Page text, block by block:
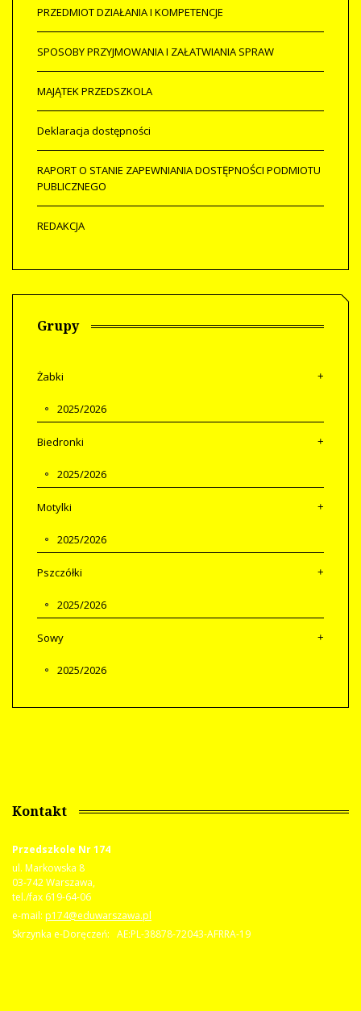
PRZEDMIOT DZIAŁANIA I KOMPETENCJE
SPOSOBY PRZYJMOWANIA I ZAŁATWIANIA SPRAW
MAJĄTEK PRZEDSZKOLA
Deklaracja dostępności
RAPORT O STANIE ZAPEWNIANIA DOSTĘPNOŚCI PODMIOTU
PUBLICZNEGO
REDAKCJA
Grupy
Żabki
2025/2026
Biedronki
2025/2026
Motylki
2025/2026
Pszczółki
2025/2026
Sowy
2025/2026
Kontakt
Przedszkole Nr 174
ul. Markowska 8
03-742 Warszawa,
tel./fax 619-64-06
e-mail: p174@eduwarszawa.pl
Skrzynka e-Doręczeń: AE:PL-38878-72043-AFRRA-19